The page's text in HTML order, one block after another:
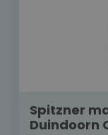
Spitzner
Duindoorn